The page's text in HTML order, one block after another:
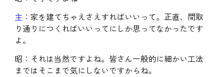
主 ：家を建てちゃえさえすればいいって。正直、間取
り通りにつくればいいってにしか思ってなかったです
よ。
昭：それは当然ですよね。皆さん一般的に細かい工法
まではそこまで気にしないですからね。